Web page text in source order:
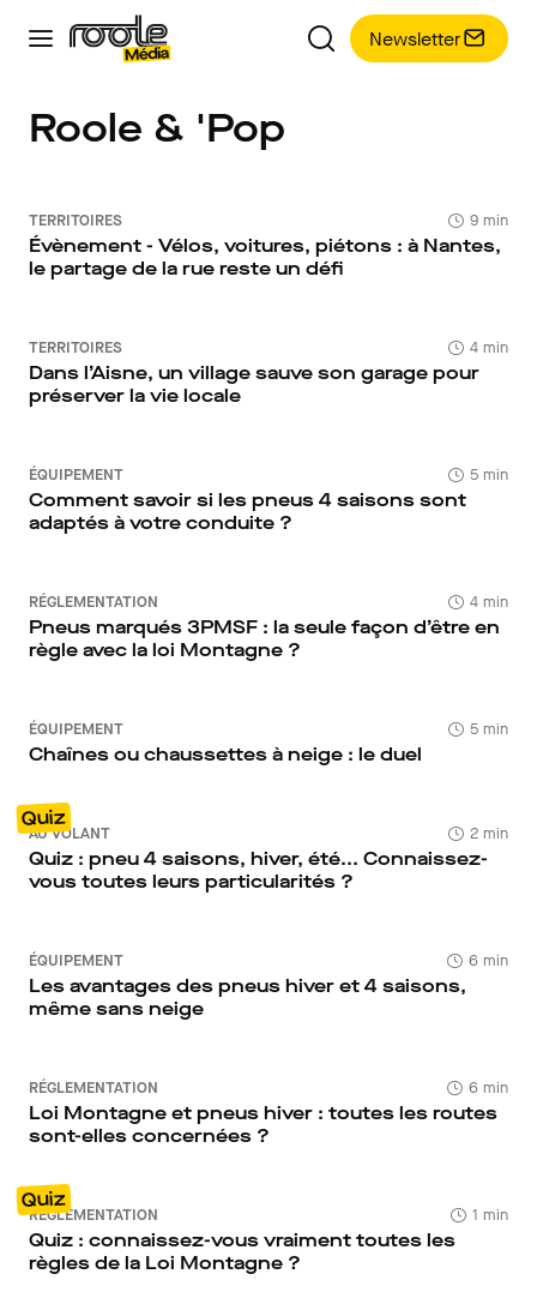
Newsletter
Roole & 'Pop
TERRITOIRES 9 min
Évènement - Vélos, voitures, piétons : à Nantes,
le partage de la rue reste un défi
TERRITOIRES 4 min
Dans l’Aisne, un village sauve son garage pour
préserver la vie locale
ÉQUIPEMENT 5 min
Comment savoir si les pneus 4 saisons sont
adaptés à votre conduite ?
RÉGLEMENTATION 4 min
Pneus marqués 3PMSF : la seule façon d’être en
règle avec la loi Montagne ?
ÉQUIPEMENT 5 min
Chaînes ou chaussettes à neige : le duel
Quiz
AU VOLANT 2 min
Quiz : pneu 4 saisons, hiver, été... Connaissez-
vous toutes leurs particularités ?
ÉQUIPEMENT 6 min
Les avantages des pneus hiver et 4 saisons,
même sans neige
RÉGLEMENTATION 6 min
Loi Montagne et pneus hiver : toutes les routes
sont-elles concernées ?
Quiz
RÉGLEMENTATION 1 min
Quiz : connaissez-vous vraiment toutes les
règles de la Loi Montagne ?